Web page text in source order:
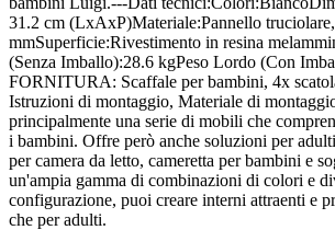
31.2 cm (LxAxP)Materiale:Pannello
mmSuperficie:Rivestimento in resina
(Senza Imballo):28.6 kgPeso Lordo (Con
FORNITURA: Scaffale per bambini, 4x
Istruzioni di montaggio, Materiale di
principalmente una serie di mobili che
i bambini. Offre però anche soluzioni per
per camera da letto, cameretta per bambini e
un'ampia gamma di combinazioni di colori e
configurazione, puoi creare interni attraenti e
che per adulti.